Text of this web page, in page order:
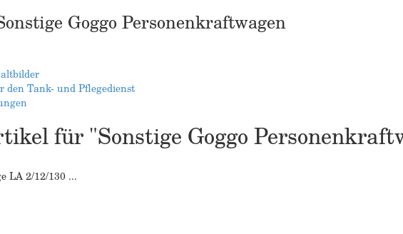
Goggo Personenkraftwagen
Tank- und Pflegedienst
für "Sonstige Goggo
LA 2/12/130 ...